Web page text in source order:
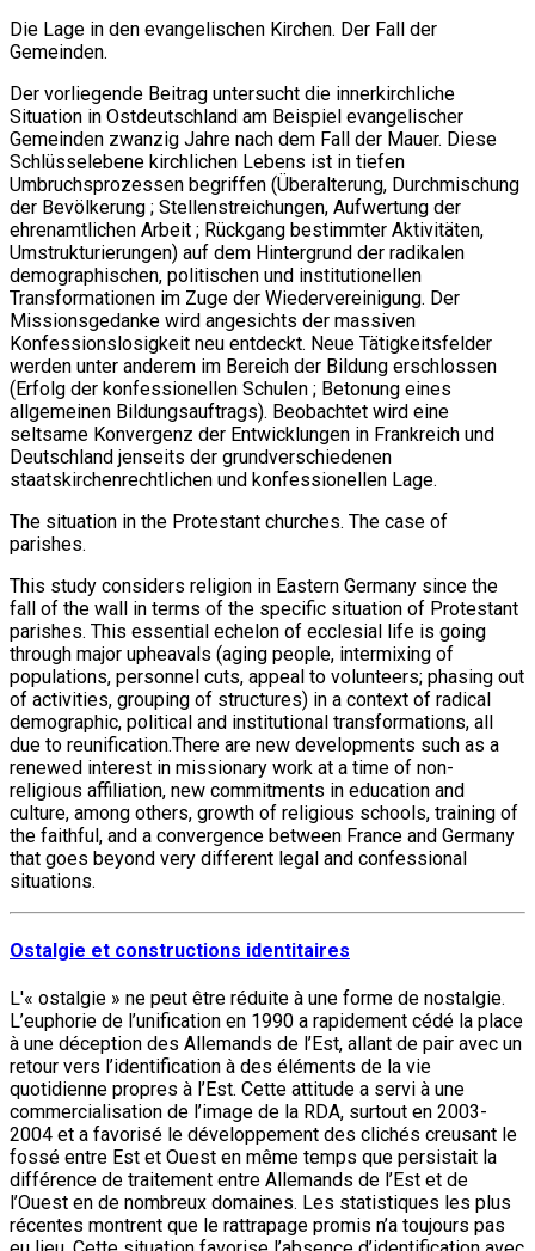
Die Lage in den evangelischen Kirchen. Der Fall der
Gemeinden.
Der vorliegende Beitrag untersucht die innerkirchliche
Situation in Ostdeutschland am Beispiel evangelischer
Gemeinden zwanzig Jahre nach dem Fall der Mauer. Diese
Schlüsselebene kirchlichen Lebens ist in tiefen
Umbruchsprozessen begriffen (Überalterung, Durchmischung
der Bevölkerung ; Stellenstreichungen, Aufwertung der
ehrenamtlichen Arbeit ; Rückgang bestimmter Aktivitäten,
Umstrukturierungen) auf dem Hintergrund der radikalen
demographischen, politischen und institutionellen
Transformationen im Zuge der Wiedervereinigung. Der
Missionsgedanke wird angesichts der massiven
Konfessionslosigkeit neu entdeckt. Neue Tätigkeitsfelder
werden unter anderem im Bereich der Bildung erschlossen
(Erfolg der konfessionellen Schulen ; Betonung eines
allgemeinen Bildungsauftrags). Beobachtet wird eine
seltsame Konvergenz der Entwicklungen in Frankreich und
Deutschland jenseits der grundverschiedenen
staatskirchenrechtlichen und konfessionellen Lage.
The situation in the Protestant churches. The case of
parishes.
This study considers religion in Eastern Germany since the
fall of the wall in terms of the specific situation of Protestant
parishes. This essential echelon of ecclesial life is going
through major upheavals (aging people, intermixing of
populations, personnel cuts, appeal to volunteers; phasing out
of activities, grouping of structures) in a context of radical
demographic, political and institutional transformations, all
due to reunification.There are new developments such as a
renewed interest in missionary work at a time of non-
religious affiliation, new commitments in education and
culture, among others, growth of religious schools, training of
the faithful, and a convergence between France and Germany
that goes beyond very different legal and confessional
situations.
Ostalgie et constructions identitaires
L'« ostalgie » ne peut être réduite à une forme de nostalgie.
L’euphorie de l’unification en 1990 a rapidement cédé la place
à une déception des Allemands de l’Est, allant de pair avec un
retour vers l’identification à des éléments de la vie
quotidienne propres à l’Est. Cette attitude a servi à une
commercialisation de l’image de la RDA, surtout en 2003-
2004 et a favorisé le développement des clichés creusant le
fossé entre Est et Ouest en même temps que persistait la
différence de traitement entre Allemands de l’Est et de
l’Ouest en de nombreux domaines. Les statistiques les plus
récentes montrent que le rattrapage promis n’a toujours pas